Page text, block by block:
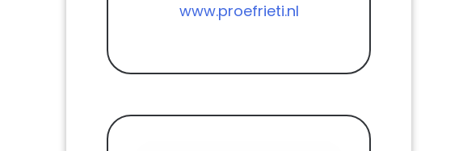
www.proefrieti.nl